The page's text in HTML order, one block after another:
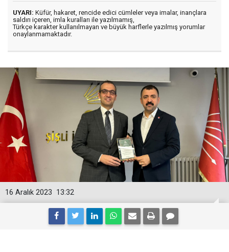
UYARI: Küfür, hakaret, rencide edici cümleler veya imalar, inançlara
saldırı içeren, imla kuralları ile yazılmamış,
Türkçe karakter kullanılmayan ve büyük harflerle yazılmış yorumlar
onaylanmamaktadır.
13:32
16 Aralık 2023